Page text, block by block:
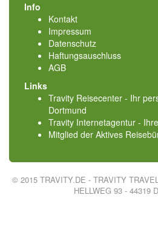
Info
Kontakt
Impressum
Datenschutz
Haftungsauschluss
AGB
Links
Travity Reisecenter - Ihr
Dortmund
Travity Internetagentur -
Mitglied der Aktives
© 2015 TRAVITY.DE - TRAVITY
HELLWEG 93 - 44319